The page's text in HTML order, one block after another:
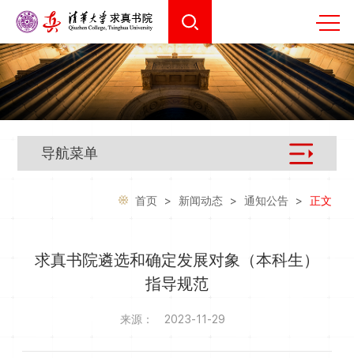
导航菜单
首页 > 新闻动态 > 通知公告 > 正文
求真书院遴选和确定发展对象（本科生）
指导规范
来源： 2023-11-29